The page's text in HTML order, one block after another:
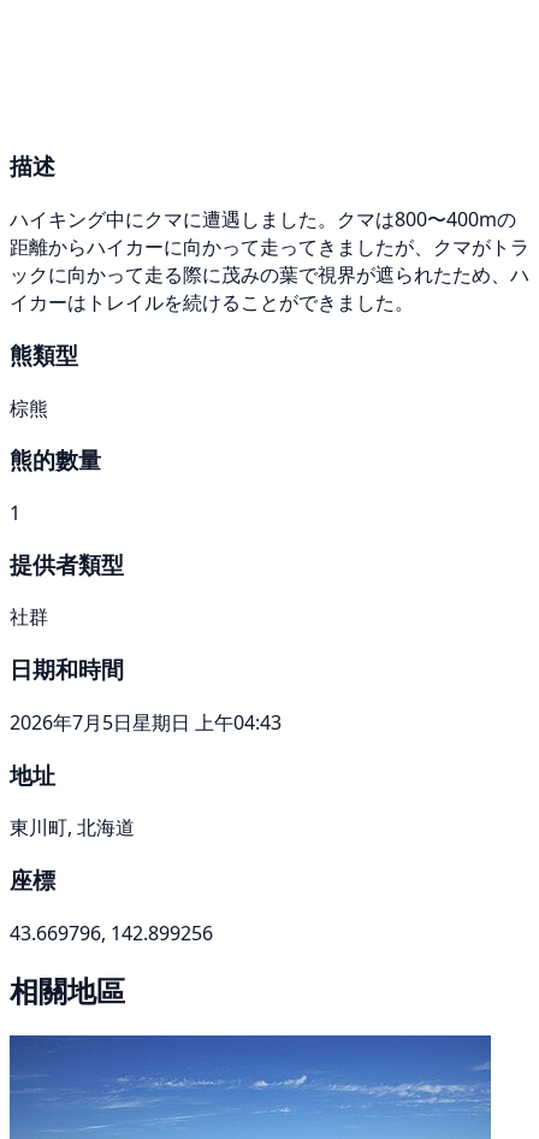
描述
ハイキング中にクマに遭遇しました。クマは800〜400mの
距離からハイカーに向かって走ってきましたが、クマがトラ
ックに向かって走る際に茂みの葉で視界が遮られたため、ハ
イカーはトレイルを続けることができました。
熊類型
棕熊
熊的數量
1
提供者類型
社群
日期和時間
2026年7月5日星期日 上午04:43
地址
東川町, 北海道
座標
43.669796, 142.899256
相關地區